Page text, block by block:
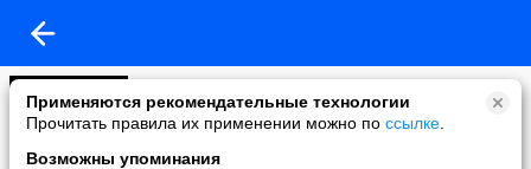
Применяются рекомендательные технологии
Прочитать правила их применении можно по ссылке
Возможны упоминания
1 видео